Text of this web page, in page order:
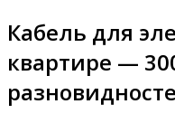
Кабель для
квартире —